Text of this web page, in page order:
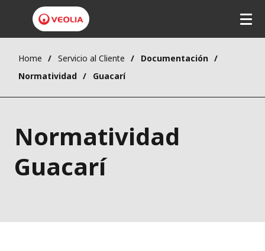
Home Servicio al Cliente
Documentación
Normatividad
Guacarí
Normatividad
Guacarí